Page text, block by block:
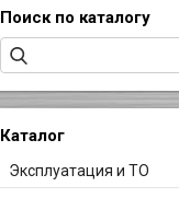
Поиск по каталогу
Каталог
Эксплуатация и ТО